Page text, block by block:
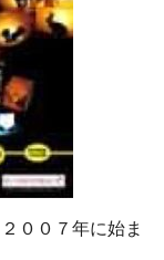
００７年に始ま